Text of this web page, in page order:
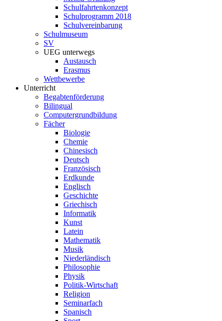
Schulfahrtenkonzept
Schulprogramm 2018
Schulvereinbarung
Schulmuseum
SV
UEG unterwegs
Austausch
Erasmus
Wettbewerbe
Unterricht
Begabtenförderung
Bilingual
Computergrundbildung
Fächer
Biologie
Chemie
Chinesisch
Deutsch
Französisch
Erdkunde
Englisch
Geschichte
Griechisch
Informatik
Kunst
Latein
Mathematik
Musik
Niederländisch
Philosophie
Physik
Politik-Wirtschaft
Religion
Seminarfach
Spanisch